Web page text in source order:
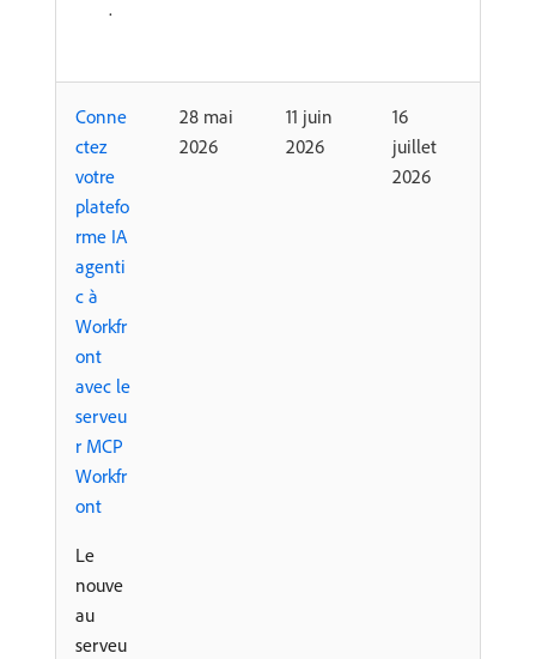
.
Conne
ctez
votre
platefo
rme IA
agenti
c à
Workfr
ont
avec le
serveu
r MCP
Workfr
ont
Le
nouve
au
serveu
28 mai
2026
11 juin
2026
16
juillet
2026